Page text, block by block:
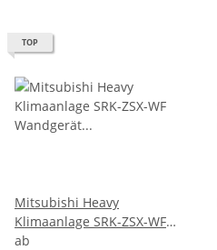
TOP
Mitsubishi Heavy
Klimaanlage SRK-ZSX-WF
Wandgerät Set mehrfarbig
ab